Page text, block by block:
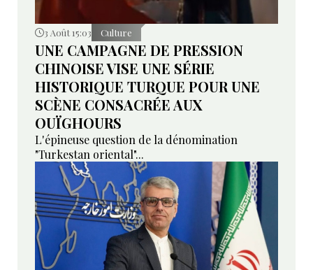
3 Août 15:03 Culture
UNE CAMPAGNE DE PRESSION
CHINOISE VISE UNE SÉRIE
HISTORIQUE TURQUE POUR UNE
SCÈNE CONSACRÉE AUX
OUÏGHOURS
L'épineuse question de la dénomination
"Turkestan oriental"...